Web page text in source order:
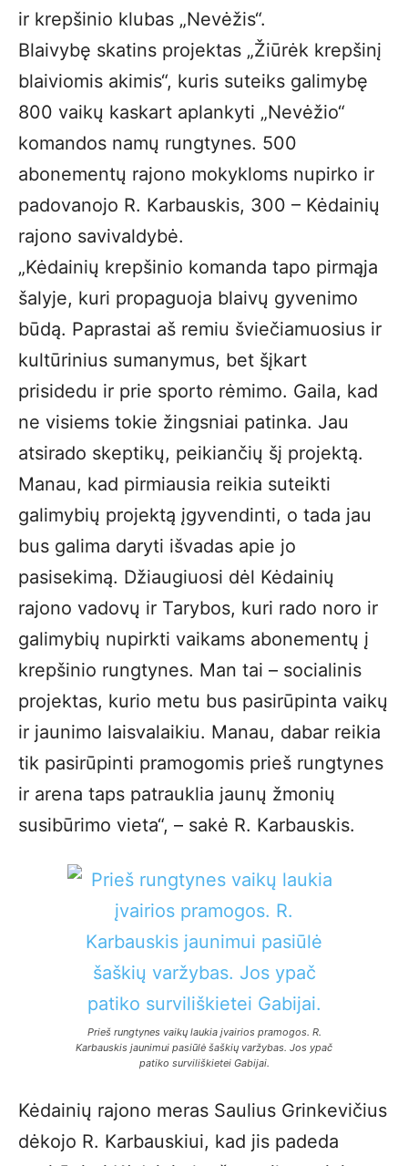
ir krepšinio klubas „Nevėžis“.
Blaivybę skatins projektas „Žiūrėk krepšinį
blaiviomis akimis“, kuris suteiks galimybę
800 vaikų kaskart aplankyti „Nevėžio“
komandos namų rungtynes. 500
abonementų rajono mokykloms nupirko ir
padovanojo R. Karbauskis, 300 – Kėdainių
rajono savivaldybė.
„Kėdainių krepšinio komanda tapo pirmąja
šalyje, kuri propaguoja blaivų gyvenimo
būdą. Paprastai aš remiu šviečiamuosius ir
kultūrinius sumanymus, bet šįkart
prisidedu ir prie sporto rėmimo. Gaila, kad
ne visiems tokie žingsniai patinka. Jau
atsirado skeptikų, peikiančių šį projektą.
Manau, kad pirmiausia reikia suteikti
galimybių projektą įgyvendinti, o tada jau
bus galima daryti išvadas apie jo
pasisekimą. Džiaugiuosi dėl Kėdainių
rajono vadovų ir Tarybos, kuri rado noro ir
galimybių nupirkti vaikams abonementų į
krepšinio rungtynes. Man tai – socialinis
projektas, kurio metu bus pasirūpinta vaikų
ir jaunimo laisvalaikiu. Manau, dabar reikia
tik pasirūpinti pramogomis prieš rungtynes
ir arena taps patrauklia jaunų žmonių
susibūrimo vieta“, – sakė R. Karbauskis.
Prieš rungtynes vaikų laukia įvairios pramogos. R.
Karbauskis jaunimui pasiūlė šaškių varžybas. Jos ypač
patiko surviliškietei Gabijai.
Kėdainių rajono meras Saulius Grinkevičius
dėkojo R. Karbauskiui, kad jis padeda